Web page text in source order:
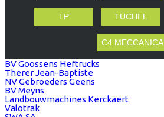
TP TUCHEL
C4 MECCANICA
BV Goossens Heftrucks
Therer Jean-Baptiste
NV Gebroeders Geens
BV Meyns
Landbouwmachines Kerckaert
Valotrak